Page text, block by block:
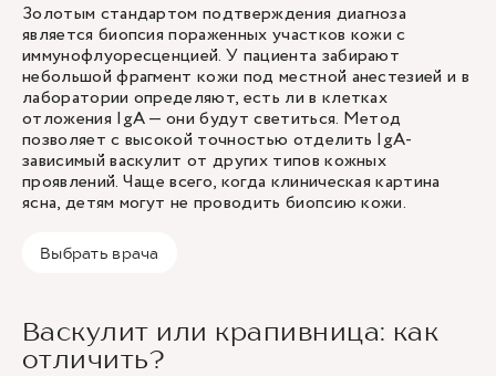
Золотым стандартом подтверждения диагноза
является биопсия пораженных участков кожи с
иммунофлуоресценцией. У пациента забирают
небольшой фрагмент кожи под местной анестезией и в
лаборатории определяют, есть ли в клетках
отложения IgA — они будут светиться. Метод
позволяет с высокой точностью отделить IgA-
зависимый васкулит от других типов кожных
проявлений. Чаще всего, когда клиническая картина
ясна, детям могут не проводить биопсию кожи.
Выбрать врача
Васкулит или крапивница: как
отличить?